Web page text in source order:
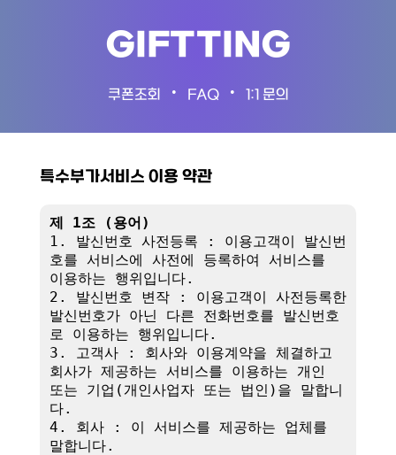
GIFTTING
쿠폰조회 • FAQ • 1:1 문의
특수부가서비스 이용 약관
제 1조 (용어)
1. 발신번호 사전등록 : 이용고객이 발신번
호를 서비스에 사전에 등록하여 서비스를
이용하는 행위입니다.
2. 발신번호 변작 : 이용고객이 사전등록한
발신번호가 아닌 다른 전화번호를 발신번호
로 이용하는 행위입니다.
3. 고객사 : 회사와 이용계약을 체결하고
회사가 제공하는 서비스를 이용하는 개인
또는 기업(개인사업자 또는 법인)을 말합니
다.
4. 회사 : 이 서비스를 제공하는 업체를
말합니다.